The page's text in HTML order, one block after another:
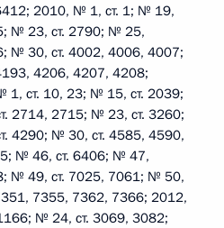
2010, № 1, ст. 1; № 19,
№ 23, ст. 2790; № 25,
№ 30, ст. 4002, 4006, 4007;
4206, 4207, 4208;
ст. 10, 23; № 15, ст. 2039;
2714, 2715; № 23, ст. 3260;
4290; № 30, ст. 4585, 4590,
№ 46, ст. 6406; № 47,
№ 49, ст. 7025, 7061; № 50,
7355, 7362, 7366; 2012,
№ 24, ст. 3069, 3082;